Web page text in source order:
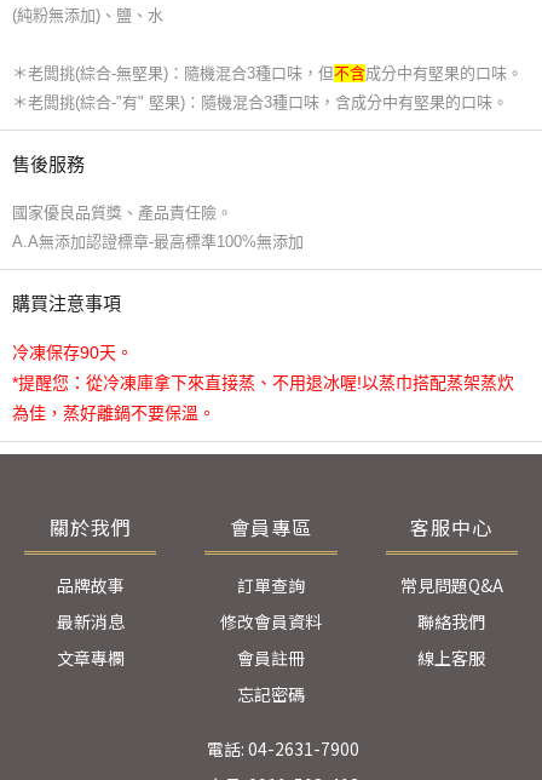
(純粉無添加)、鹽、水
＊老闆挑(綜合-無堅果)：隨機混合3種口味，但不含成分中有堅果的口味。
＊老闆挑(綜合-"有" 堅果)：隨機混合3種口味，含成分中有堅果的口味。
售後服務
國家優良品質獎、產品責任險。
A.A無添加認證標章-最高標準100%無添加
購買注意事項
冷凍保存90天。
*提醒您：從冷凍庫拿下來直接蒸、不用退冰喔!以蒸巾搭配蒸架蒸炊
為佳，蒸好離鍋不要保溫。
關於我們
品牌故事
最新消息
文章專欄
會員專區
訂單查詢
修改會員資料
會員註冊
忘記密碼
客服中心
常見問題Q&A
聯絡我們
線上客服
電話: 04-2631-7900